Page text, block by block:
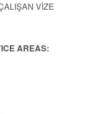
VİZE
AREAS: